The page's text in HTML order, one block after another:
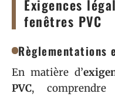
Exigences
fenêtres PVC
Règlementations
En matière d’
PVC, comprendre